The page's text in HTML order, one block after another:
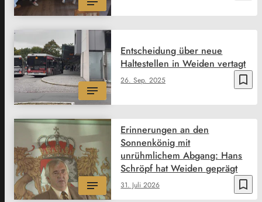
bookmark_border
26. Sep. 2025
Entscheidung über neue
Haltestellen in Weiden vertagt
bookmark_border
31. Juli 2026
Erinnerungen an den
Sonnenkönig mit
unrühmlichem Abgang: Hans
Schröpf hat Weiden geprägt